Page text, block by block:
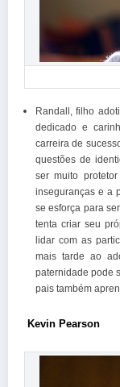
Randall, filho
dedicado e
carreira de
questões de
ser muito
inseguranças e a
se esforça para
tenta criar seu
lidar com as
mais tarde ao
paternidade pode
pais também
Kevin Pearson